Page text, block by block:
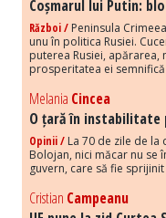
Coșmarul lui Putin:
Război / Peninsula
unu în politica Rusiei.
puterea Rusiei,
prosperitatea ei
Melania Cincea
O țară în instabilitate
Opinii / La 70 de zile de
Bolojan, nici măcar nu se
guvern, care să fie
Cristian Campeanu